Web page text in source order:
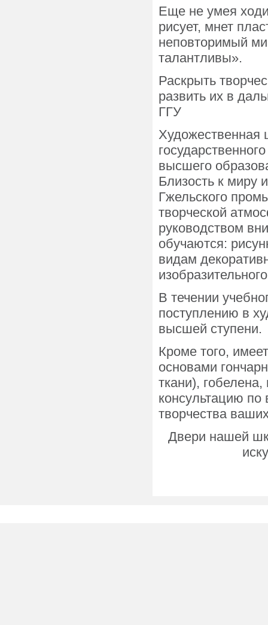
Еще не умея
рисует, мнет
неповторимый
талантливы».
Раскрыть
развить их в
ГГУ
Художественная
высшего
Близость к миру
Гжельского
творческой
руководством
обучаются:
видам
В течении
поступлению в
высшей ступени.
Кроме того,
основами
ткани),
консультацию
творчества
Двери нашей